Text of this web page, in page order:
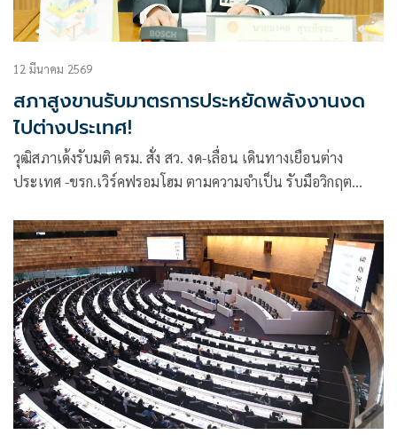
12 มีนาคม 2569
สภาสูงขานรับมาตรการประหยัดพลังงานงด
ไปต่างประเทศ!
วุฒิสภาเด้งรับมติ ครม. สั่ง สว. งด-เลื่อน เดินทางเยือนต่าง
ประเทศ -ขรก.เวิร์คฟรอมโฮม ตามความจำเป็น รับมือวิกฤต